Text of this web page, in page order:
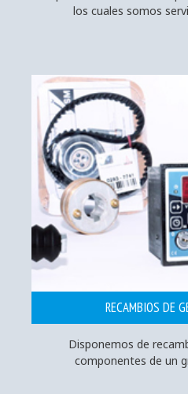
los cuales somos
RECAMBIOS DE
Disponemos de
componentes de un